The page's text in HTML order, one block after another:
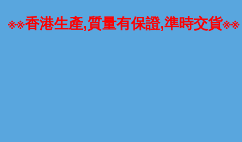
※※香港生產,質量有保證,準時交貨※※